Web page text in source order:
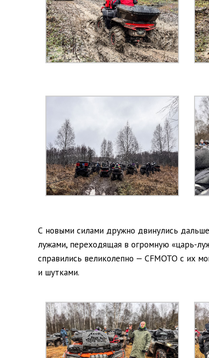
С новыми силами дружно двинулись
лужами, переходящая в огромную «царь-
справились великолепно — CFMOTO с их
и шутками.